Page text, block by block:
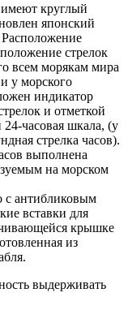
круглый
японский
стрелок
всем морякам мира
у морского
индикатор
и отметкой
24-часовая шкала, (у
стрелка часов).
выполнена
на морском
с антибликовым
вставки для
крышке
из
выдерживать